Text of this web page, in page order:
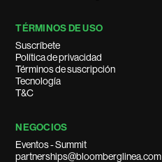
TÉRMINOS DE USO
Suscríbete
Política de privacidad
Términos de suscripción
Tecnología
T&C
NEGOCIOS
Eventos - Summit
partnerships@bloomberglinea.com